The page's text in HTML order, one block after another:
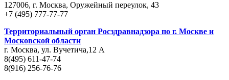
127006, г. Москва, Оружейный переулок, 43
+7 (495) 777-77-77
Территориальный орган Росздравнадзора по г. Москве и
Московской области
г. Москва, ул. Вучетича,12 А
8(495) 611-47-74
8(916) 256-76-76